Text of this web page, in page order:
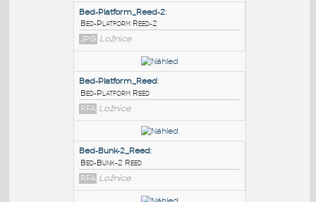
PODOBNÉ BLOKY
Bed-Platform_Reed-2
Bed-Platform Reed-2
JPG Ložnice